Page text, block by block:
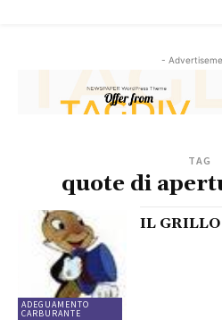
-
TAG
quote di
ADEGUAMENTO
CARBURANTE
IL